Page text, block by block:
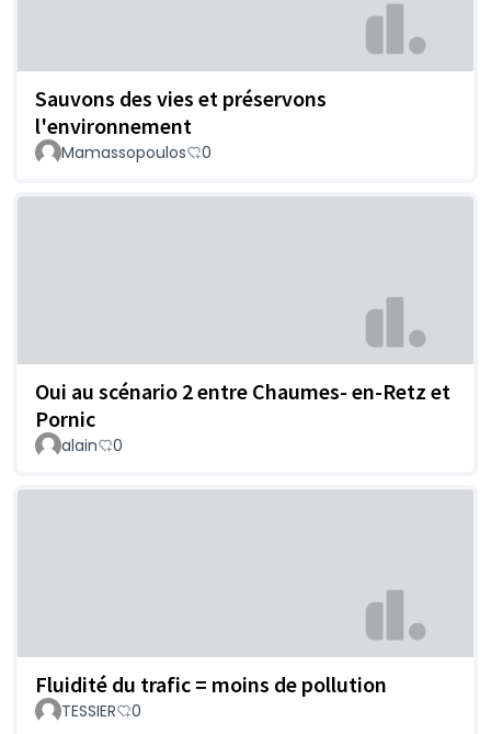
Sauvons des vies et préservons
l'environnement
Mamassopoulos 0
Oui au scénario 2 entre Chaumes- en-Retz et
Pornic
alain 0
Fluidité du trafic = moins de pollution
TESSIER 0